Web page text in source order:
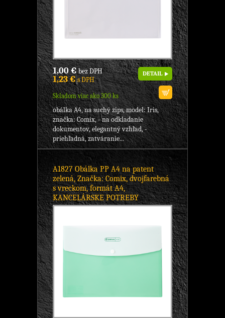
1,00 €bez DPH
1,23 €s DPH
Skladom viac ako 300 ks
DETAIL
obálka A4, na suchý zips, model: Iris,
značka: Comix, - na odkladanie
dokumentov, elegantný vzhľad, -
priehľadná, zatváranie...
A1827 Obálka PP A4 na patent
zelená, Značka: Comix, dvojfarebná
s vreckom, formát A4,
KANCELÁRSKE POTREBY